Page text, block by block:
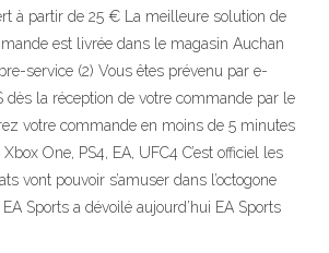
à partir de 25 € La meilleure solution de
est livrée dans le magasin Auchan
service (2) Vous êtes prévenu par e-
dès la réception de votre commande par le
votre commande en moins de 5 minutes
One, PS4, EA, UFC4 C’est officiel les
vont pouvoir s’amuser dans l’octogone
Sports a dévoilé aujourd’hui EA Sports